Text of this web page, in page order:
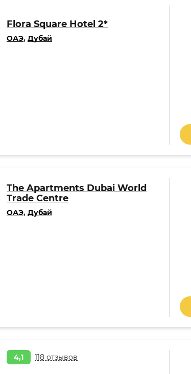
Flora Square Hotel 2*
ОАЭ, Дубай
The Apartments Dubai World
Trade Centre
ОАЭ, Дубай
4,1 118 отзывов